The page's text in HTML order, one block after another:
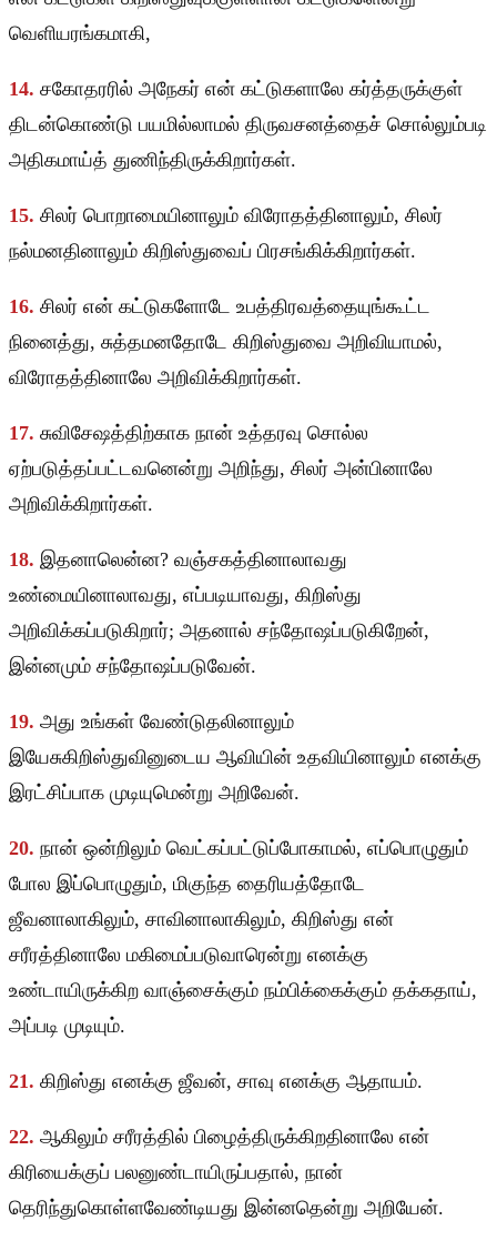
வெளியரங்கமாகி,
14. சகோதரரில் அநேகர் என் கட்டுகளாலே கர்த்தருக்குள்
திடன்கொண்டு பயமில்லாமல் திருவசனத்தைச் சொல்லும்படி
அதிகமாய்த் துணிந்திருக்கிறார்கள்.
15. சிலர் பொறாமையினாலும் விரோதத்தினாலும், சிலர்
நல்மனதினாலும் கிறிஸ்துவைப் பிரசங்கிக்கிறார்கள்.
16. சிலர் என் கட்டுகளோடே உபத்திரவத்தையுங்கூட்ட
நினைத்து, சுத்தமனதோடே கிறிஸ்துவை அறிவியாமல்,
விரோதத்தினாலே அறிவிக்கிறார்கள்.
17. சுவிசேஷத்திற்காக நான் உத்தரவு சொல்ல
ஏற்படுத்தப்பட்டவனென்று அறிந்து, சிலர் அன்பினாலே
அறிவிக்கிறார்கள்.
18. இதனாலென்ன? வஞ்சகத்தினாலாவது
உண்மையினாலாவது, எப்படியாவது, கிறிஸ்து
அறிவிக்கப்படுகிறார்; அதனால் சந்தோஷப்படுகிறேன்,
இன்னமும் சந்தோஷப்படுவேன்.
19. அது உங்கள் வேண்டுதலினாலும்
இயேசுகிறிஸ்துவினுடைய ஆவியின் உதவியினாலும் எனக்கு
இரட்சிப்பாக முடியுமென்று அறிவேன்.
20. நான் ஒன்றிலும் வெட்கப்பட்டுப்போகாமல், எப்பொழுதும்
போல இப்பொழுதும், மிகுந்த தைரியத்தோடே
ஜீவனாலாகிலும், சாவினாலாகிலும், கிறிஸ்து என்
சரீரத்தினாலே மகிமைப்படுவாரென்று எனக்கு
உண்டாயிருக்கிற வாஞ்சைக்கும் நம்பிக்கைக்கும் தக்கதாய்,
அப்படி முடியும்.
21. கிறிஸ்து எனக்கு ஜீவன், சாவு எனக்கு ஆதாயம்.
22. ஆகிலும் சரீரத்தில் பிழைத்திருக்கிறதினாலே என்
கிரியைக்குப் பலனுண்டாயிருப்பதால், நான்
தெரிந்துகொள்ளவேண்டியது இன்னதென்று அறியேன்.